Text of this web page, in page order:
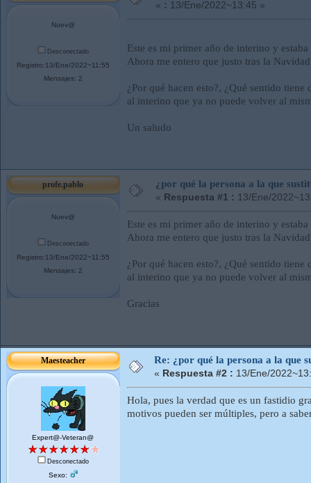
Nuev@
Desconectado
Registro:13/Ene/2022~11:55
Mensajes: 2
« : 13/Ene/2022~13:45 »
Este es mi primer año de interino y
Ahora me entero que justo tras la
¿Por qué hacen esto?, ¿Qué sentido
al interino que ya no puede volver al
Un saludo
profe.pablo
Nuev@
Desconectado
Registro:13/Ene/2022~11:55
Mensajes: 2
¿por qué la persona a la que
« Respuesta #1 : 13/Ene/
Este es mi primer año de interino y
Ahora me entero que justo tras la
¿Por qué hacen esto?, ¿Qué sentido
al interino que ya no puede volver al
Gracias
Maesteacher
Expert@-Veteran@
Desconectado
Sexo:
Re: ¿por qué la persona a la que
« Respuesta #2 : 13/Ene/
Hola, pues la verdad que es un fastidio
motivos pueden ser múltiples, pero a